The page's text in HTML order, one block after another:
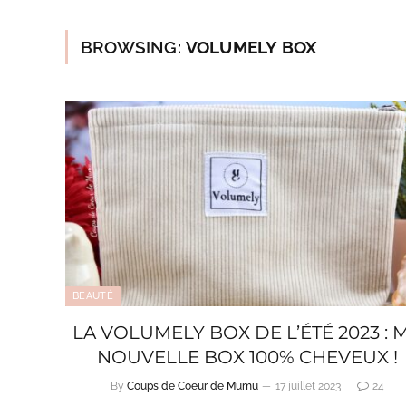
BROWSING: VOLUMELY BOX
BEAUTÉ
LA VOLUMELY BOX DE L’ÉTÉ 2023 :
NOUVELLE BOX 100% CHEVEUX !
By Coups de Coeur de Mumu 17 juillet 2023 24